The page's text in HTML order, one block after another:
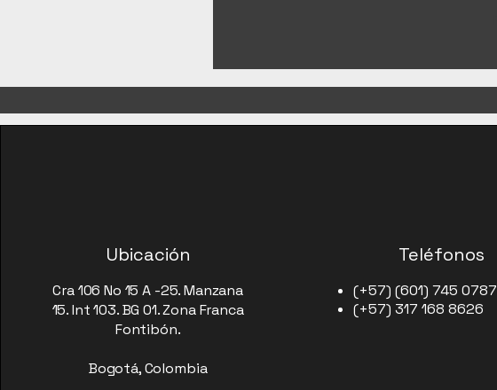
Ubicación
Cra 106 No 15 A -25. Manzana
15. Int 103. BG 01. Zona Franca
Fontibón.
Bogotá, Colombia
Teléfonos
(+57) (601) 745 0787
(+57) 317 168 8626